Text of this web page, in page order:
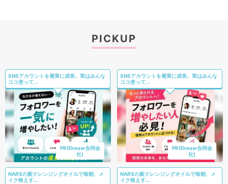
PICKUP
SNSアカウントを着実に成長。実はみんな
ココ使って...
PR(Dreaw合同会
社)
SNSアカウントを着実に成長。実はみんな
ココ使って...
PR(Dreaw合同会
社)
NARSの新クレンジングオイルで毎朝、メ
イク映えす...
NARSの新クレンジングオイルで毎朝、メ
イク映えす...